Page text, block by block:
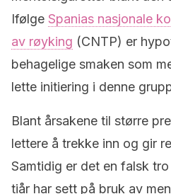
Ifølge Spanias nasjonale
av røyking (CNTP) er
behagelige smaken som
lette initiering i denne
Blant årsakene til større
lettere å trekke inn og gir
Samtidig er det en falsk
tiår har sett på bruk av